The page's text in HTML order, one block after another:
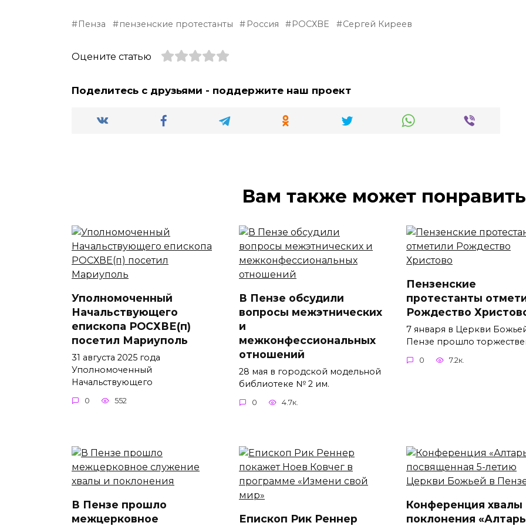
Пенза пензенские протестанты Россия РОСХВЕ Сергей Киреев
Оцените статью
Поделитесь с друзьями - поддержите наш проект
Вам также может
Уполномоченный
Начальствующего
епископа РОСХВЕ(п)
посетил Мариуполь
31 августа 2025 года
Уполномоченный
Начальствующего
0 552
В Пензе обсудили
вопросы межэтнических
и
межконфессиональных
отношений
28 мая в городской модельной
библиотеке № 2 им.
0 4.7к.
Пензенские
протестанты
Рождество
7 января в Церкви
Пензе прошло
0 7.2к.
В Пензе прошло
межцерковное
Епископ Рик Реннер
Конференция хвалы
поклонения